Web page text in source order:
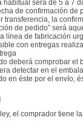
habitual será de 5 a 7
de confirmación
transferencia, la
de pedido” será
línea de fabricación
con entregas
deberá comprobar
detectar en el
en éste por el envío,
el comprador tiene